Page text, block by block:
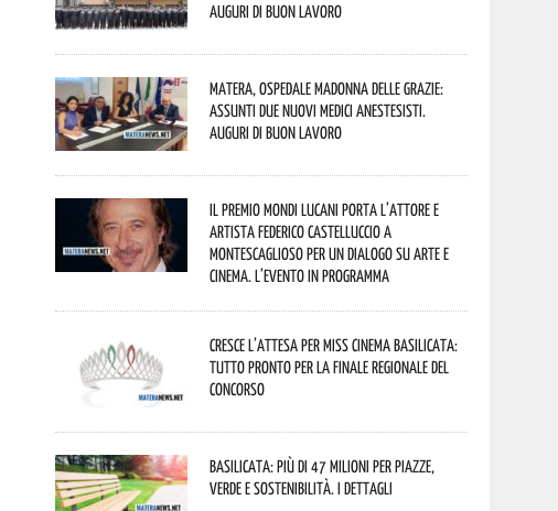
Auguri di buon lavoro
Matera, Ospedale Madonna delle Grazie:
assunti due nuovi medici anestesisti.
Auguri di buon lavoro
Il Premio Mondi Lucani porta l’attore e
artista Federico Castelluccio a
Montescaglioso per un dialogo su arte e
cinema. L’evento in programma
Cresce l’attesa per Miss Cinema Basilicata:
tutto pronto per la finale regionale del
concorso
Basilicata: più di 47 milioni per piazze,
verde e sostenibilità. I dettagli